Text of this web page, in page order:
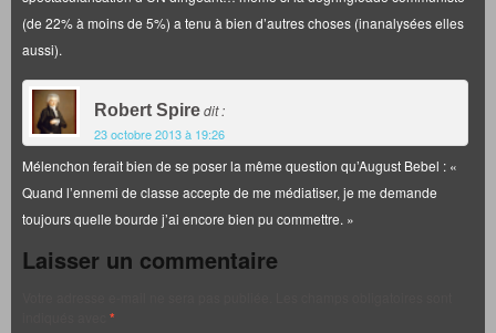
(de 22% à moins de 5%) a tenu à bien d’autres choses (inanalysées elles
aussi).
Robert Spiredit :
23 octobre 2013 à 19:26
Mélenchon ferait bien de se poser la même question qu’August Bebel : «
Quand l’ennemi de classe accepte de me médiatiser, je me demande
toujours quelle bourde j’ai encore bien pu commettre. »
Laisser un commentaire
*